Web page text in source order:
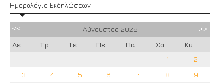
Ημερολόγιο Εκδηλώσεων
Αύγουστος 2026
Δε
Τρ Τε Πε Πα Σα
Κυ
1
2
3
4 5 6 7 8
9